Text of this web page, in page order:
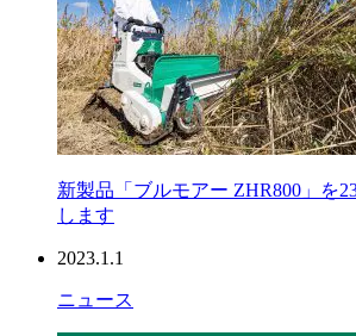
新製品「ブルモアー ZHR800」を
します
2023.1.1
ニュース